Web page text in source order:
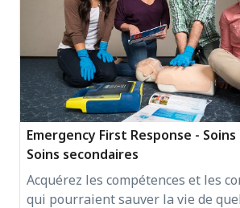
Emergency First Response -
Soins secondaires
Acquérez les compétences et les
qui pourraient sauver la vie de